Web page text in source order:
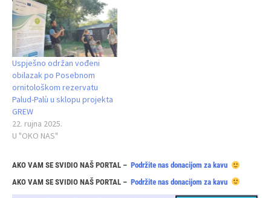
Uspješno održan vođeni
obilazak po Posebnom
ornitološkom rezervatu
Palud-Palù u sklopu projekta
GREW
22. rujna 2025.
U "OKO NAS"
AKO VAM SE SVIDIO NAŠ PORTAL – Podržite nas donacijom za kavu
AKO VAM SE SVIDIO NAŠ PORTAL – Podržite nas donacijom za kavu